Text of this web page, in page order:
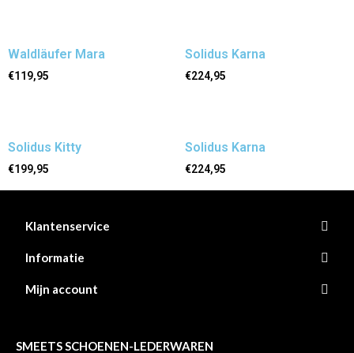
Waldläufer Mara
€119,95
Solidus Karna
€224,95
Solidus Kitty
€199,95
Solidus Karna
€224,95
Klantenservice
Informatie
Mijn account
SMEETS SCHOENEN-LEDERWAREN